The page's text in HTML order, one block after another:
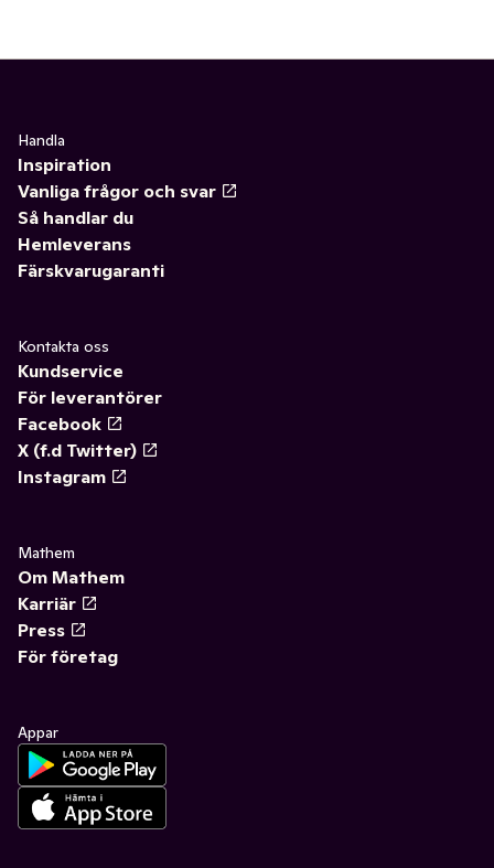
Handla
Inspiration
Vanliga frågor och svar
Så handlar du
Hemleverans
Färskvarugaranti
Kontakta oss
Kundservice
För leverantörer
Facebook
X (f.d Twitter)
Instagram
Mathem
Om Mathem
Karriär
Press
För företag
Appar